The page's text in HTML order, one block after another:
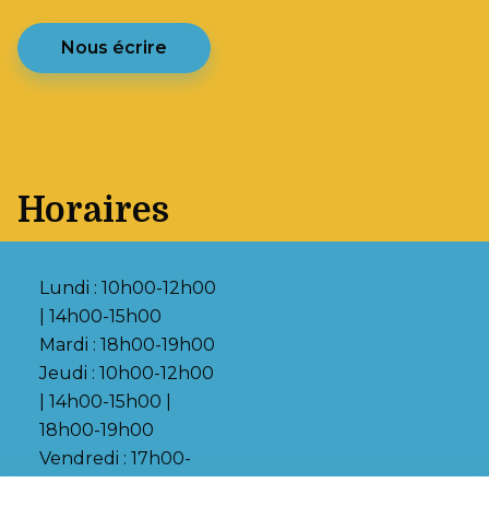
Nous écrire
Horaires
Lundi : 10h00-12h00
| 14h00-15h00
Mardi : 18h00-19h00
Jeudi : 10h00-12h00
| 14h00-15h00 |
18h00-19h00
Vendredi : 17h00-